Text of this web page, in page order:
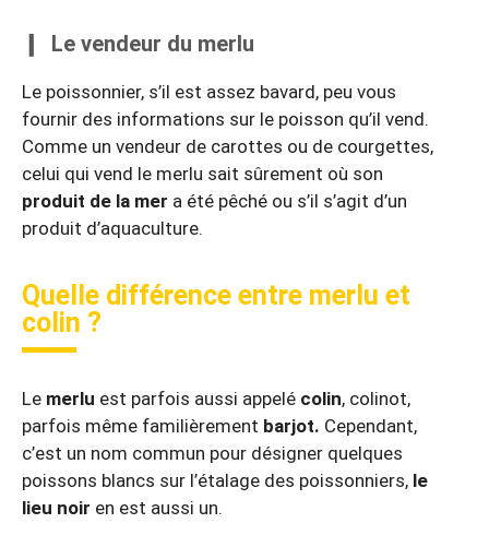
Le vendeur du merlu
Le poissonnier, s’il est assez bavard, peu vous
fournir des informations sur le poisson qu’il vend.
Comme un vendeur de carottes ou de courgettes,
celui qui vend le merlu sait sûrement où son
produit de la mer a été pêché ou s’il s’agit d’un
produit d’aquaculture.
Quelle différence entre merlu et
colin ?
Le merlu est parfois aussi appelé colin, colinot,
parfois même familièrement barjot. Cependant,
c’est un nom commun pour désigner quelques
poissons blancs sur l’étalage des poissonniers, le
lieu noir en est aussi un.